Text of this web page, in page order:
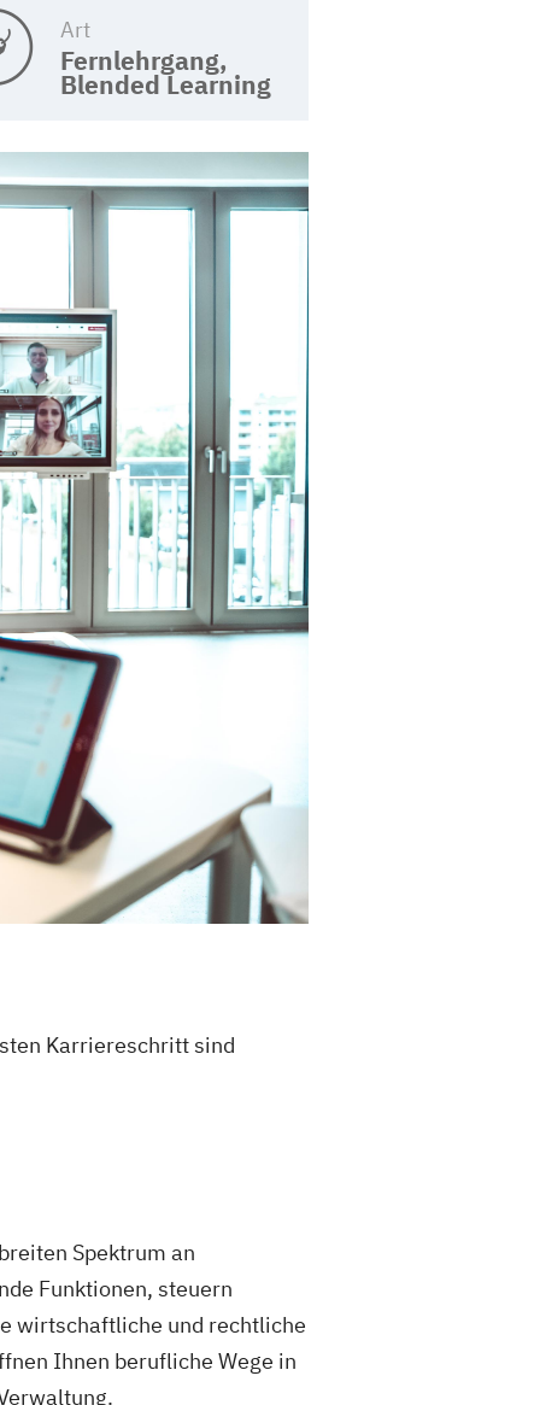
Art
Fernlehrgang,
Blended Learning
Karriereschritt sind
Spektrum an
Funktionen, steuern
wirtschaftliche und rechtliche
Ihnen berufliche Wege in